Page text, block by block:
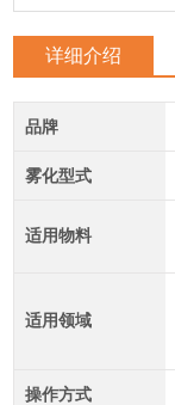
详细介绍
品牌
雾化型式
适用物料
适用领域
操作方式